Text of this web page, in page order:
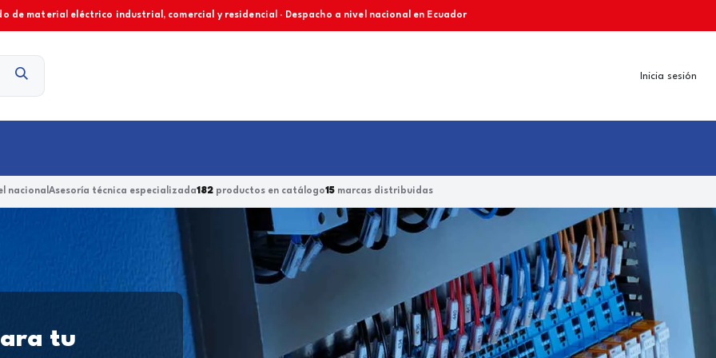
de material eléctrico industrial, comercial y residencial · Despacho a nivel nacional en Ecuador
Inicia sesión
nacional Asesoría técnica especializada182productos en catálogo15marcas distribuidas
tu